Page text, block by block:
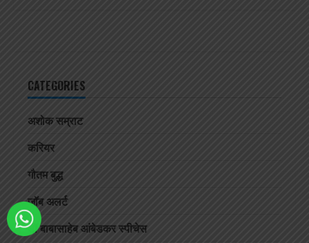
CATEGORIES
अशोक सम्राट
करियर
गौतम बुद्ध
जॉब अलर्ट
डॉ बाबासाहेब आंबेडकर स्पीचेस